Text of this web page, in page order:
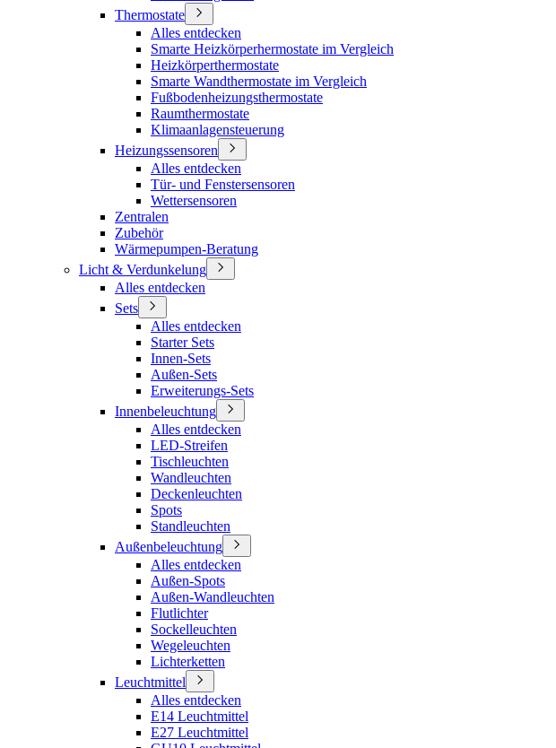
Thermostate
Alles entdecken
Smarte Heizkörperhermostate im Vergleich
Heizkörperthermostate
Smarte Wandthermostate im Vergleich
Fußbodenheizungsthermostate
Raumthermostate
Klimaanlagensteuerung
Heizungssensoren
Alles entdecken
Tür- und Fenstersensoren
Wettersensoren
Zentralen
Zubehör
Wärmepumpen-Beratung
Licht & Verdunkelung
Alles entdecken
Sets
Alles entdecken
Starter Sets
Innen-Sets
Außen-Sets
Erweiterungs-Sets
Innenbeleuchtung
Alles entdecken
LED-Streifen
Tischleuchten
Wandleuchten
Deckenleuchten
Spots
Standleuchten
Außenbeleuchtung
Alles entdecken
Außen-Spots
Außen-Wandleuchten
Flutlichter
Sockelleuchten
Wegeleuchten
Lichterketten
Leuchtmittel
Alles entdecken
E14 Leuchtmittel
E27 Leuchtmittel